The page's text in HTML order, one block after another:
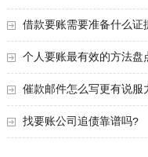
借款要账需要准备什么证
个人要账最有效的方法盘
催款邮件怎么写更有说服
找要账公司追债靠谱吗?